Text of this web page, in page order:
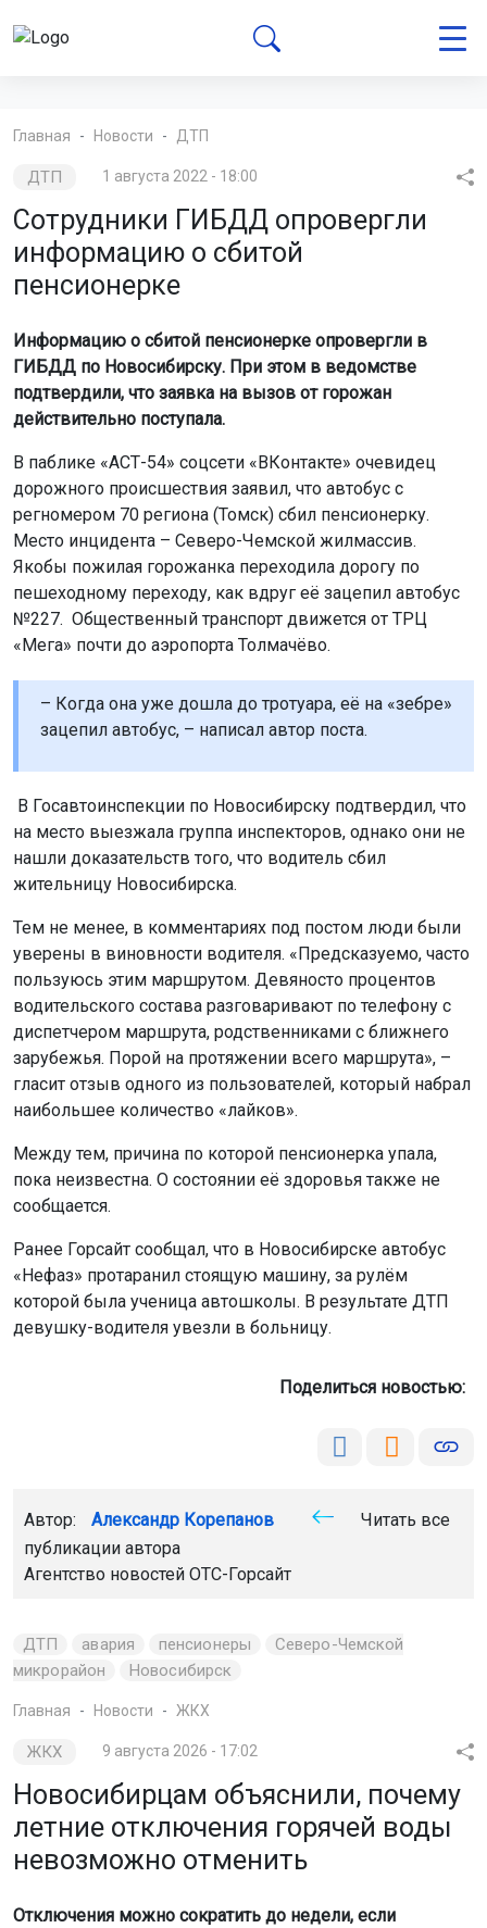
Главная Новости ДТП
ДТП 1 августа 2022 - 18:00
Сотрудники ГИБДД опровергли
информацию о сбитой
пенсионерке
Информацию о сбитой пенсионерке опровергли в
ГИБДД по Новосибирску. При этом в ведомстве
подтвердили, что заявка на вызов от горожан
действительно поступала.
В паблике «АСТ-54» соцсети «ВКонтакте» очевидец
дорожного происшествия заявил, что автобус с
регномером 70 региона (Томск) сбил пенсионерку.
Место инцидента – Северо-Чемской жилмассив.
Якобы пожилая горожанка переходила дорогу по
пешеходному переходу, как вдруг её зацепил автобус
№227. Общественный транспорт движется от ТРЦ
«Мега» почти до аэропорта Толмачёво.
– Когда она уже дошла до тротуара, её на «зебре»
зацепил автобус, – написал автор поста.
В Госавтоинспекции по Новосибирску подтвердил, что
на место выезжала группа инспекторов, однако они не
нашли доказательств того, что водитель сбил
жительницу Новосибирска.
Тем не менее, в комментариях под постом люди были
уверены в виновности водителя. «Предсказуемо, часто
пользуюсь этим маршрутом. Девяносто процентов
водительского состава разговаривают по телефону с
диспетчером маршрута, родственниками с ближнего
зарубежья. Порой на протяжении всего маршрута», –
гласит отзыв одного из пользователей, который набрал
наибольшее количество «лайков».
Между тем, причина по которой пенсионерка упала,
пока неизвестна. О состоянии её здоровья также не
сообщается.
Ранее Горсайт сообщал, что в Новосибирске автобус
«Нефаз» протаранил стоящую машину, за рулём
которой была ученица автошколы. В результате ДТП
девушку-водителя увезли в больницу.
Поделиться новостью:
Автор: Александр Корепанов
Читать все
публикации автора
Агентство новостей ОТС-Горсайт
ДТП авария пенсионеры
Северо-Чемской
микрорайон
Новосибирск
Главная Новости ЖКХ
ЖКХ 9 августа 2026 - 17:02
Новосибирцам объяснили, почему
летние отключения горячей воды
невозможно отменить
Отключения можно сократить до недели, если